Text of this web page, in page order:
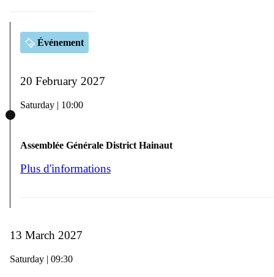
Événement
20 February 2027
Saturday | 10:00
Assemblée Générale District Hainaut
Plus d'informations
13 March 2027
Saturday | 09:30